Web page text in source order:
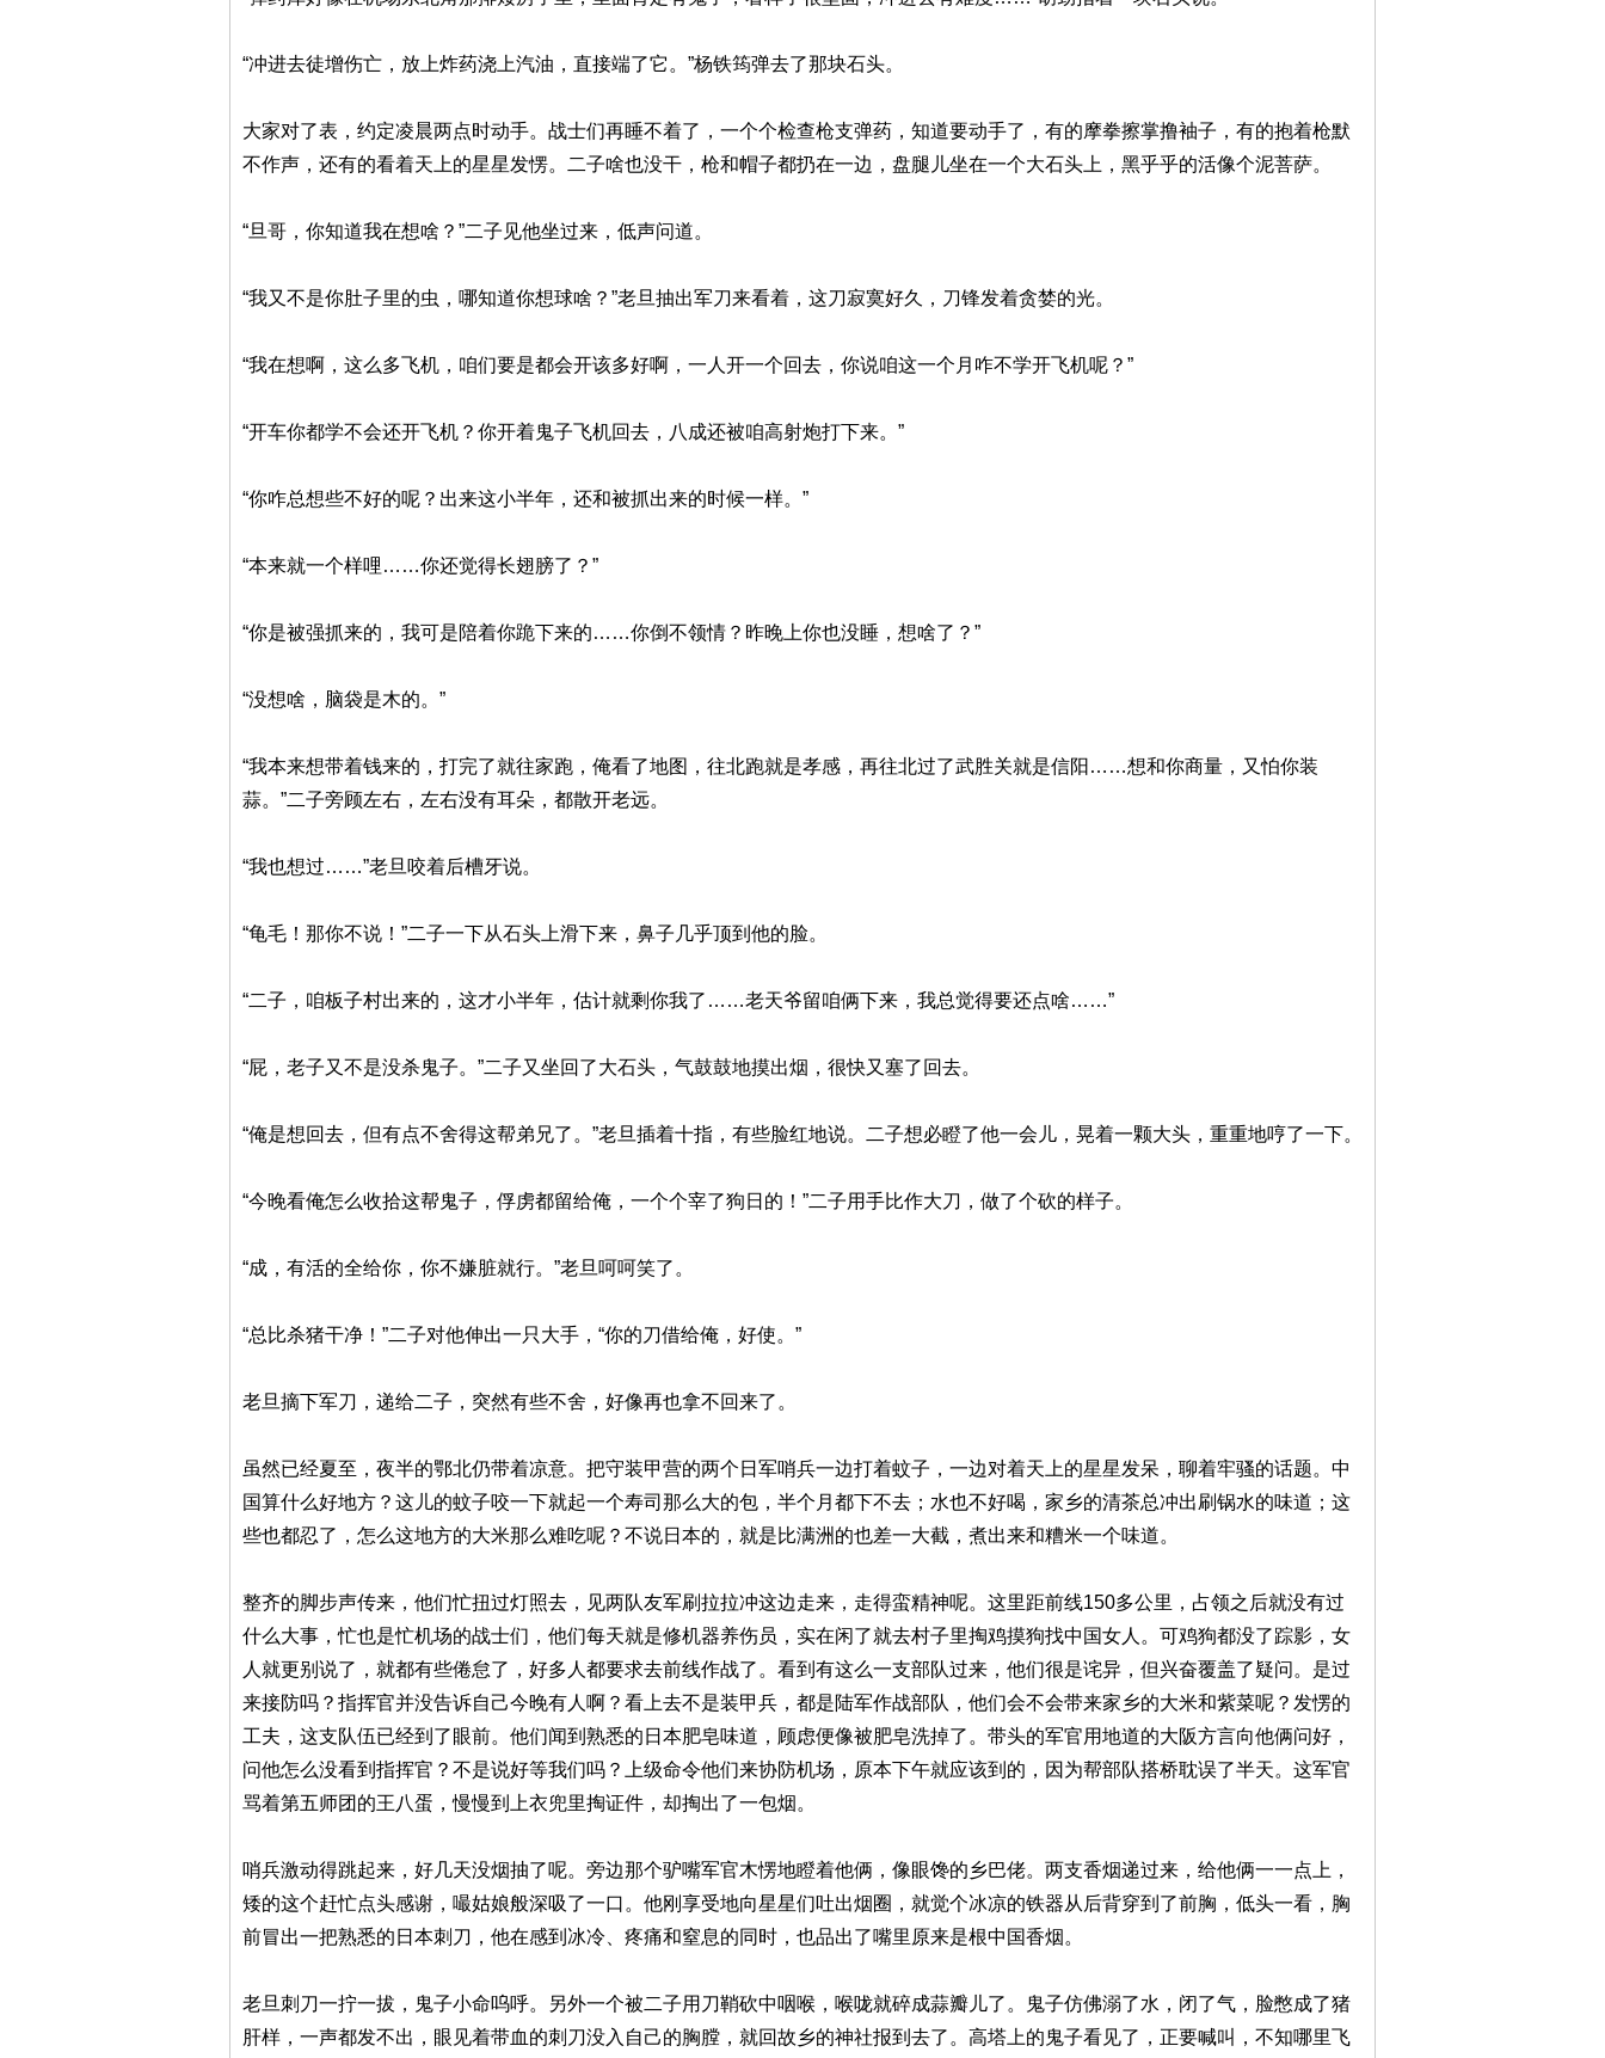
“冲进去徒增伤亡，放上炸药浇上汽油，直接端了它。”杨铁筠弹去了那块石头。
大家对了表，约定凌晨两点时动手。战士们再睡不着了，一个个检查枪支弹药，知道要动手了，有的摩拳擦掌撸袖子，有的抱着枪默
不作声，还有的看着天上的星星发愣。二子啥也没干，枪和帽子都扔在一边，盘腿儿坐在一个大石头上，黑乎乎的活像个泥菩萨。
“旦哥，你知道我在想啥？”二子见他坐过来，低声问道。
“我又不是你肚子里的虫，哪知道你想球啥？”老旦抽出军刀来看着，这刀寂寞好久，刀锋发着贪婪的光。
“我在想啊，这么多飞机，咱们要是都会开该多好啊，一人开一个回去，你说咱这一个月咋不学开飞机呢？”
“开车你都学不会还开飞机？你开着鬼子飞机回去，八成还被咱高射炮打下来。”
“你咋总想些不好的呢？出来这小半年，还和被抓出来的时候一样。”
“本来就一个样哩……你还觉得长翅膀了？”
“你是被强抓来的，我可是陪着你跪下来的……你倒不领情？昨晚上你也没睡，想啥了？”
“没想啥，脑袋是木的。”
“我本来想带着钱来的，打完了就往家跑，俺看了地图，往北跑就是孝感，再往北过了武胜关就是信阳……想和你商量，又怕你装
蒜。”二子旁顾左右，左右没有耳朵，都散开老远。
“我也想过……”老旦咬着后槽牙说。
“龟毛！那你不说！”二子一下从石头上滑下来，鼻子几乎顶到他的脸。
“二子，咱板子村出来的，这才小半年，估计就剩你我了……老天爷留咱俩下来，我总觉得要还点啥……”
“屁，老子又不是没杀鬼子。”二子又坐回了大石头，气鼓鼓地摸出烟，很快又塞了回去。
“俺是想回去，但有点不舍得这帮弟兄了。”老旦插着十指，有些脸红地说。二子想必瞪了他一会儿，晃着一颗大头，重重地哼了一下。
“今晚看俺怎么收拾这帮鬼子，俘虏都留给俺，一个个宰了狗日的！”二子用手比作大刀，做了个砍的样子。
“成，有活的全给你，你不嫌脏就行。”老旦呵呵笑了。
“总比杀猪干净！”二子对他伸出一只大手，“你的刀借给俺，好使。”
老旦摘下军刀，递给二子，突然有些不舍，好像再也拿不回来了。
虽然已经夏至，夜半的鄂北仍带着凉意。把守装甲营的两个日军哨兵一边打着蚊子，一边对着天上的星星发呆，聊着牢骚的话题。中
国算什么好地方？这儿的蚊子咬一下就起一个寿司那么大的包，半个月都下不去；水也不好喝，家乡的清茶总冲出刷锅水的味道；这
些也都忍了，怎么这地方的大米那么难吃呢？不说日本的，就是比满洲的也差一大截，煮出来和糟米一个味道。
整齐的脚步声传来，他们忙扭过灯照去，见两队友军刷拉拉冲这边走来，走得蛮精神呢。这里距前线150多公里，占领之后就没有过
什么大事，忙也是忙机场的战士们，他们每天就是修机器养伤员，实在闲了就去村子里掏鸡摸狗找中国女人。可鸡狗都没了踪影，女
人就更别说了，就都有些倦怠了，好多人都要求去前线作战了。看到有这么一支部队过来，他们很是诧异，但兴奋覆盖了疑问。是过
来接防吗？指挥官并没告诉自己今晚有人啊？看上去不是装甲兵，都是陆军作战部队，他们会不会带来家乡的大米和紫菜呢？发愣的
工夫，这支队伍已经到了眼前。他们闻到熟悉的日本肥皂味道，顾虑便像被肥皂洗掉了。带头的军官用地道的大阪方言向他俩问好，
问他怎么没看到指挥官？不是说好等我们吗？上级命令他们来协防机场，原本下午就应该到的，因为帮部队搭桥耽误了半天。这军官
骂着第五师团的王八蛋，慢慢到上衣兜里掏证件，却掏出了一包烟。
哨兵激动得跳起来，好几天没烟抽了呢。旁边那个驴嘴军官木愣地瞪着他俩，像眼馋的乡巴佬。两支香烟递过来，给他俩一一点上，
矮的这个赶忙点头感谢，嘬姑娘般深吸了一口。他刚享受地向星星们吐出烟圈，就觉个冰凉的铁器从后背穿到了前胸，低头一看，胸
前冒出一把熟悉的日本刺刀，他在感到冰冷、疼痛和窒息的同时，也品出了嘴里原来是根中国香烟。
老旦刺刀一拧一拔，鬼子小命呜呼。另外一个被二子用刀鞘砍中咽喉，喉咙就碎成蒜瓣儿了。鬼子仿佛溺了水，闭了气，脸憋成了猪
肝样，一声都发不出，眼见着带血的刺刀没入自己的胸膛，就回故乡的神社报到去了。高塔上的鬼子看见了，正要喊叫，不知哪里飞